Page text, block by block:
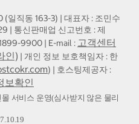
일직동 163-3) | 대표자 : 조민수
| 통신판매업 신고번호 : 제
9900 | E-mail : 고객센터
인) | 개인 정보 보호책임자 : 한
) | 호스팅제공자 :
보확인
서비스 운영(심사받지 않은 물리